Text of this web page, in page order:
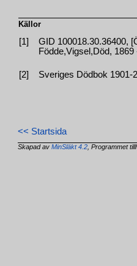
Källor
[1]
GID 100018.30.36400,
Födde,Vigsel,Död,
[2] Sveriges Dödbok 1901-
<< Startsida
Skapad avMinSläkt 4.2 , Programmet